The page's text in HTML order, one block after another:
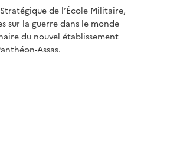
de l’École Militaire,
sur la guerre dans le monde
du nouvel établissement
Assas.